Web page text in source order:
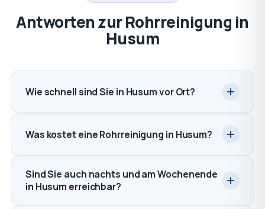
Antworten zur Rohrreinigung in
Husum
Wie schnell sind Sie in Husum vor Ort?
Was kostet eine Rohrreinigung in Husum?
Sind Sie auch nachts und am Wochenende
in Husum erreichbar?